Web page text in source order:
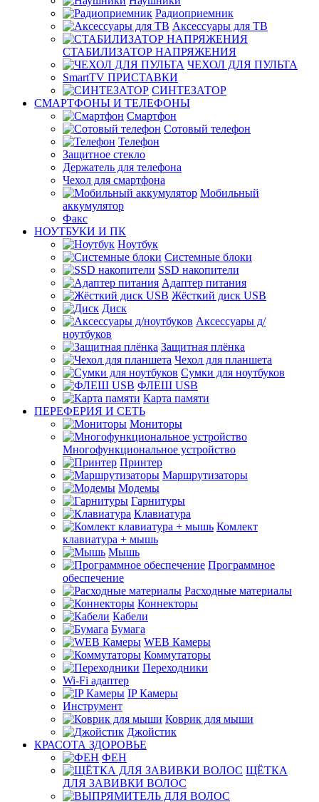
Радиоприемник
Аксессуары для ТВ
СТАБИЛИЗАТОР НАПРЯЖЕНИЯ
ЧЕХОЛ ДЛЯ ПУЛЬТА
SmartTV ПРИСТАВКИ
СИНТЕЗАТОР
СМАРТФОНЫ И ТЕЛЕФОНЫ
Смартфон
Сотовый телефон
Телефон
Защитное стекло
Держатель для телефона
Чехол для смартфона
Мобильный
аккумулятор
Факс
НОУТБУКИ И ПК
Ноутбук
Системные блоки
SSD накопители
Адаптер питания
Жёсткий диск USB
Диск
Аксессуары д/
ноутбуков
Защитная плёнка
Чехол для планшета
Сумки для ноутбуков
ФЛЕШ USB
Карта памяти
ПЕРЕФЕРИЯ И СЕТЬ
Мониторы
Многофункциональное устройство
Принтер
Маршрутизаторы
Модемы
Гарнитуры
Клавиатура
Комлект
клавиатура + мышь
Мышь
Программное
обеспечение
Расходные материалы
Коннекторы
Кабели
Бумага
WEB Камеры
Коммутаторы
Переходники
Wi-Fi адаптер
IP Камеры
Инструмент
Коврик для мыши
Джойстик
КРАСОТА ЗДОРОВЬЕ
ФЕН
ЩЁТКА
ДЛЯ ЗАВИВКИ ВОЛОС